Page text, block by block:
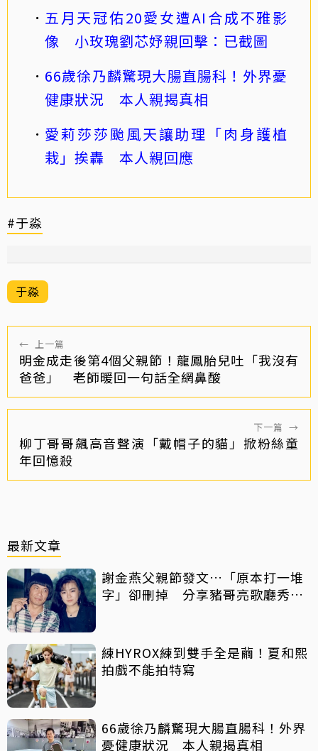
五月天冠佑20愛女遭AI合成不雅影
像 小玫瑰劉芯妤親回擊：已截圖
66歲徐乃麟驚現大腸直腸科！外界憂
健康狀況 本人親揭真相
愛莉莎莎颱風天讓助理「肉身護植
栽」挨轟 本人親回應
#于淼
于淼
← 上一篇
明金成走後第4個父親節！龍鳳胎兒吐「我沒有
爸爸」 老師暖回一句話全網鼻酸
下一篇 →
柳丁哥哥飆高音聲演「戴帽子的貓」掀粉絲童
年回憶殺
最新文章
謝金燕父親節發文…「原本打一堆
字」卻刪掉 分享豬哥亮歌廳秀歌
練HYROX練到雙手全是繭！夏和熙
拍戲不能拍特寫
66歲徐乃麟驚現大腸直腸科！外界
憂健康狀況 本人親揭真相